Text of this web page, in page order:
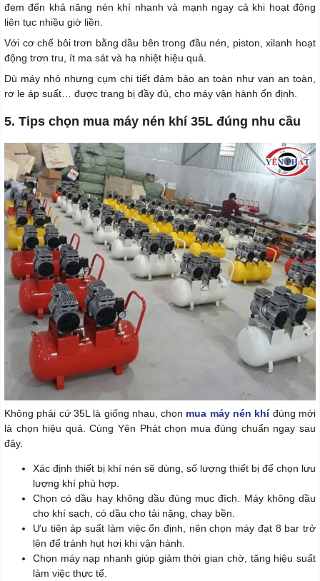
đem đến khả năng nén khí nhanh và mạnh ngay cả khi hoạt động
liên tục nhiều giờ liền.
Với cơ chế bôi trơn bằng dầu bên trong đầu nén, piston, xilanh hoạt
động trơn tru, ít ma sát và hạ nhiệt hiệu quả.
Dù máy nhỏ nhưng cụm chi tiết đảm bảo an toàn như van an toàn,
rơ le áp suất… được trang bị đầy đủ, cho máy vận hành ổn định.
5. Tips chọn mua máy nén khí 35L đúng nhu cầu
Không phải cứ 35L là giống nhau, chọn mua máy nén khíđúng mới
là chọn hiệu quả. Cùng Yên Phát chọn mua đúng chuẩn ngay sau
đây.
Xác định thiết bị khí nén sẽ dùng, số lượng thiết bị để chọn lưu
lượng khí phù hợp.
Chọn có dầu hay không dầu đúng mục đích. Máy không dầu
cho khí sạch, có dầu cho tải nặng, chạy bền.
Ưu tiên áp suất làm việc ổn định, nên chọn máy đạt 8 bar trở
lên để tránh hụt hơi khi vận hành.
Chọn máy nạp nhanh giúp giảm thời gian chờ, tăng hiệu suất
làm việc thực tế.